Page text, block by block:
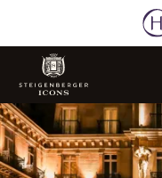
Diapositiva 1 di 1
1 Camera/e ⋅ 1 Adulto